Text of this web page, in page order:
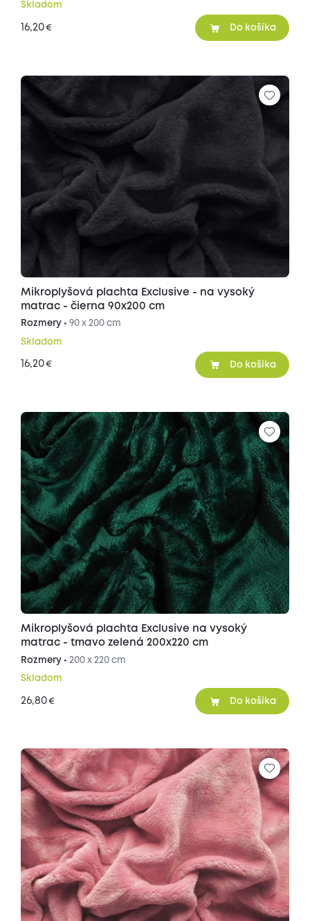
Skladom
16,20€ Do košíka
Mikroplyšová plachta Exclusive - na vysoký
matrac - čierna 90x200 cm
Rozmery • 90 x 200 cm
Skladom
16,20€ Do košíka
Mikroplyšová plachta Exclusive na vysoký
matrac - tmavo zelená 200x220 cm
Rozmery • 200 x 220 cm
Skladom
26,80€ Do košíka